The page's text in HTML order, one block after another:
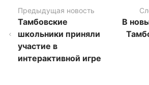
Предыдущая новость
Тамбовские
школьники приняли
участие в
интерактивной игре
В